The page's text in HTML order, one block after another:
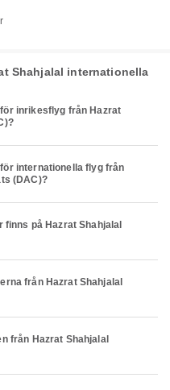
Shahjalal internationella
inrikesflyg från Hazrat
internationella flyg från
(DAC)?
på Hazrat Shahjalal
från Hazrat Shahjalal
från Hazrat Shahjalal